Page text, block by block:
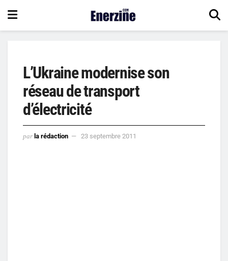
L’Ukraine modernise son
réseau de transport
d’électricité
par la rédaction 23 septembre 2011